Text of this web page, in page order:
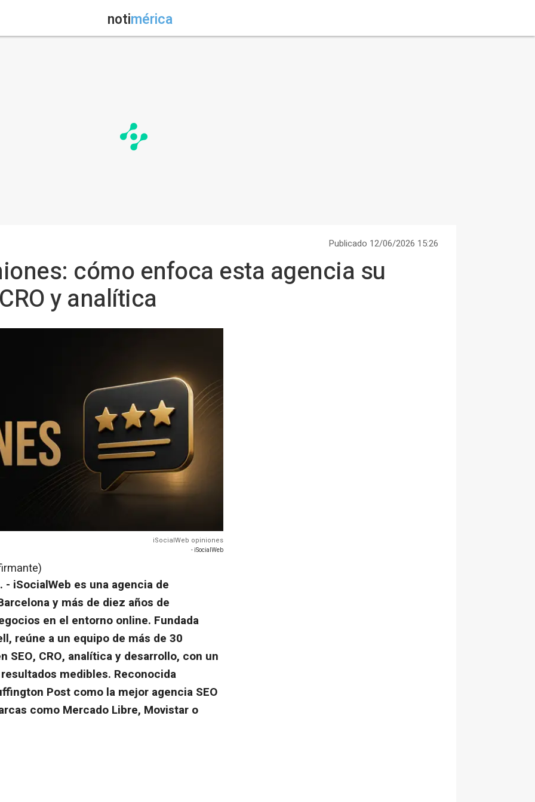
notimérica
Publicado 12/06/2026 15:26
cómo enfoca esta agencia su
y analítica
iSocialWeb opiniones
- iSocialWeb
iSocialWeb es una agencia de
y más de diez años de
en el entorno online. Fundada
reúne a un equipo de más de 30
CRO, analítica y desarrollo, con un
medibles. Reconocida
Post como la mejor agencia SEO
como Mercado Libre, Movistar o